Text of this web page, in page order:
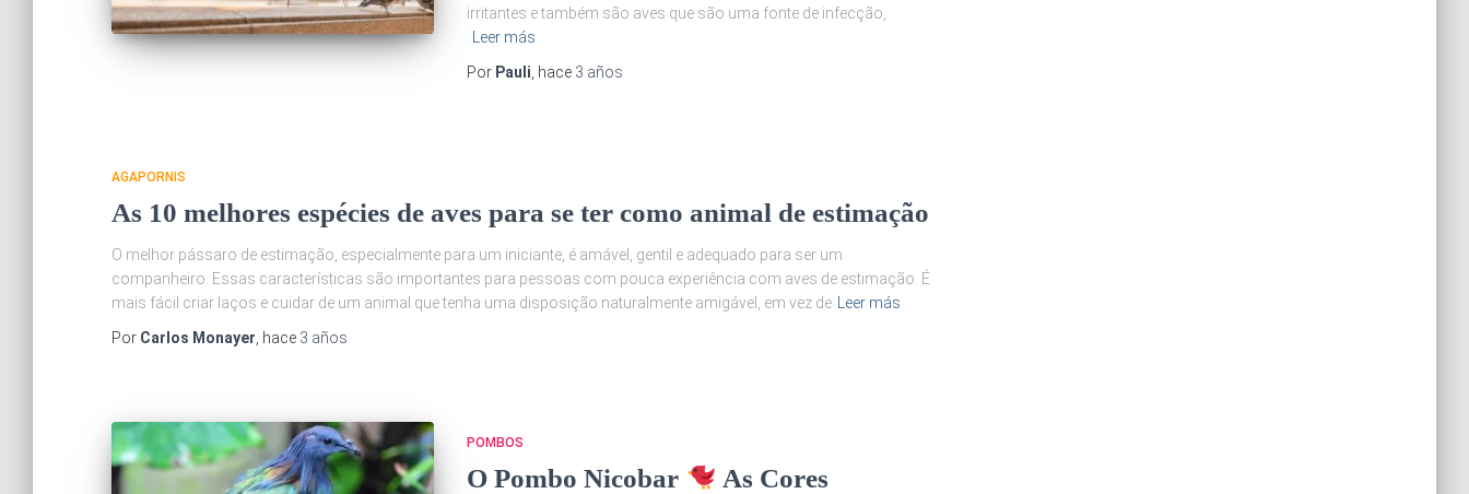
irritantes e também são aves que são uma fonte de infecção,
Leer más
Por Pauli , hace 3 años
AGAPORNIS
As 10 melhores espécies de aves para se ter como animal de estimação
O melhor pássaro de estimação, especialmente para um iniciante, é amável, gentil e adequado para ser um
companheiro. Essas características são importantes para pessoas com pouca experiência com aves de estimação. É
mais fácil criar laços e cuidar de um animal que tenha uma disposição naturalmente amigável, em vez de
Leer más
Por Carlos Monayer , hace 3 años
POMBOS
O Pombo Nicobar
As Cores